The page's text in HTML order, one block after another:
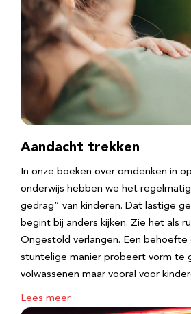
Aandacht trekken
In onze boeken over omdenken in
onderwijs hebben we het
gedrag” van kinderen. Dat lastige
begint bij anders kijken. Zie het als
Ongestold verlangen. Een behoefte
stuntelige manier probeert vorm te
volwassenen maar vooral voor
Lees meer